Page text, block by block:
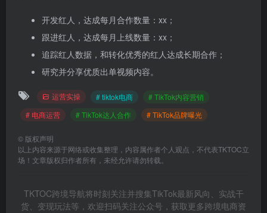
开发红人，达成每月合作数量：xx；
跟进红人，达成每月上线数量：xx；
追踪红人数据，和转化优秀的红人达成长期合作；
研究并分享优质出单视频内容。
运营实操 # tiktok电商
# TikTok内容营销
# 电商运营
# TikTok达人合作 # TikTok品牌曝光
© 版权声明
以上内容来源于网络或收集整理，内容属作者个人观点，不代表TKTOC立
场！文章版权归作者所有，未经允许请勿转载。
TKTOC跨境导航将时刻关注并搜集TikTok最新风向、实战干
货、变现玩法等，欢迎扫码关注公众号，获取更多跨境电商资